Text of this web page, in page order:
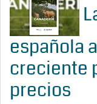
española
creciente
precios